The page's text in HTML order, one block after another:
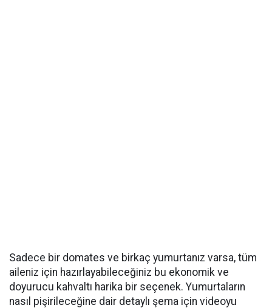
Sadece bir domates ve birkaç yumurtanız varsa, tüm
aileniz için hazırlayabileceğiniz bu ekonomik ve
doyurucu kahvaltı harika bir seçenek. Yumurtaların
nasıl pişirileceğine dair detaylı şema için videoyu